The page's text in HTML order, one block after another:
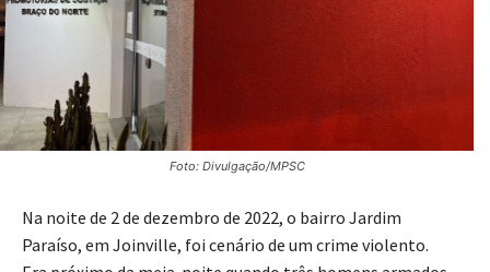
Foto: Divulgação/MPSC
Na noite de 2 de dezembro de 2022, o bairro Jardim
Paraíso, em Joinville, foi cenário de um crime violento.